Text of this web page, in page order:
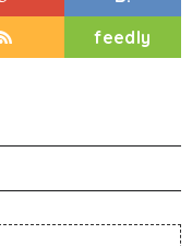
feedly